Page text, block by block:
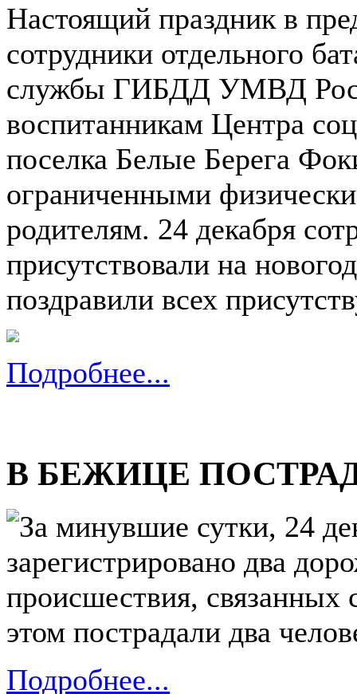
Настоящий праздник в
сотрудники отдельного
службы ГИБДД УМВД
воспитанникам Центра
поселка Белые Берега
ограниченными
родителям. 24 декабря
присутствовали на
поздравили всех
Подробнее...
В БЕЖИЦЕ
За минувшие сутки, 24
зарегистрировано два
происшествия,
этом пострадали два
Подробнее...